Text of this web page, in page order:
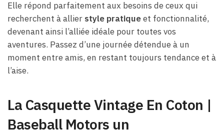
Elle répond parfaitement aux besoins de ceux qui
recherchent à allier style pratiqueet fonctionnalité,
devenant ainsi l’alliée idéale pour toutes vos
aventures. Passez d’une journée détendue à un
moment entre amis, en restant toujours tendance et à
l’aise.
La Casquette Vintage En Coton |
Baseball Motors un